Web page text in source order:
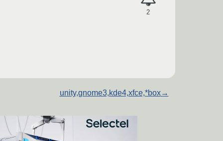
2
unity,gnome3,kde4,xfce,*box→